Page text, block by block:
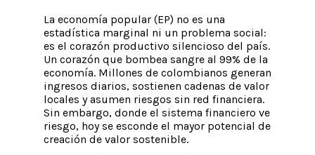
La economía popular (EP) no es una
estadística marginal ni un problema social:
es el corazón productivo silencioso del país.
Un corazón que bombea sangre al 99% de la
economía. Millones de colombianos generan
ingresos diarios, sostienen cadenas de valor
locales y asumen riesgos sin red financiera.
Sin embargo, donde el sistema financiero ve
riesgo, hoy se esconde el mayor potencial de
creación de valor sostenible.